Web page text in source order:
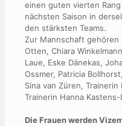
einen guten vierten
nächsten Saison in
den stärksten Teams.
Zur Mannschaft gehören
Otten, Chiara
Laue, Eske Dänekas,
Ossmer, Patricia
Sina van Züren,
Trainerin Hanna Kastens-
Die Frauen werden